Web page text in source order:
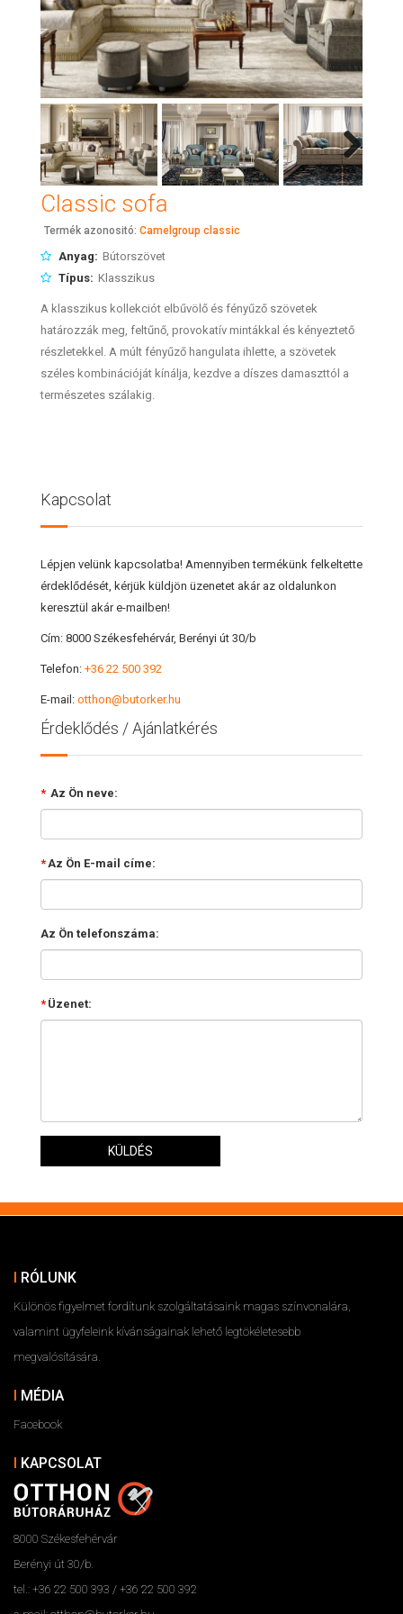
Next
Classic sofa
Termék azonositó: Camelgroup classic
Anyag: Bútorszövet
Típus: Klasszikus
A klasszikus kollekciót elbűvölő és fényűző szövetek
határozzák meg, feltűnő, provokatív mintákkal és kényeztető
részletekkel. A múlt fényűző hangulata ihlette, a szövetek
széles kombinációját kínálja, kezdve a díszes damaszttól a
természetes szálakig.
Kapcsolat
Lépjen velünk kapcsolatba! Amennyiben termékünk felkeltette
érdeklődését, kérjük küldjön üzenetet akár az oldalunkon
keresztül akár e-mailben!
Cím: 8000 Székesfehérvár, Berényi út 30/b
Telefon: +36 22 500 392
E-mail: otthon@butorker.hu
Érdeklődés / Ajánlatkérés
* Az Ön neve:
* Az Ön E-mail címe:
Az Ön telefonszáma:
* Üzenet:
KÜLDÉS
RÓLUNK
Különös figyelmet fordítunk szolgáltatásaink magas színvonalára,
valamint ügyfeleink kívánságainak lehető legtökéletesebb
megvalósítására.
MÉDIA
Facebook
KAPCSOLAT
8000 Székesfehérvár
Berényi út 30/b.
tel.: +36 22 500 393 / +36 22 500 392